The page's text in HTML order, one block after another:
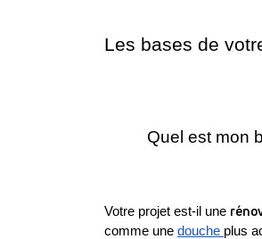
Les bases de
Quel est mon
Votre projet est-il une
comme une douche plus